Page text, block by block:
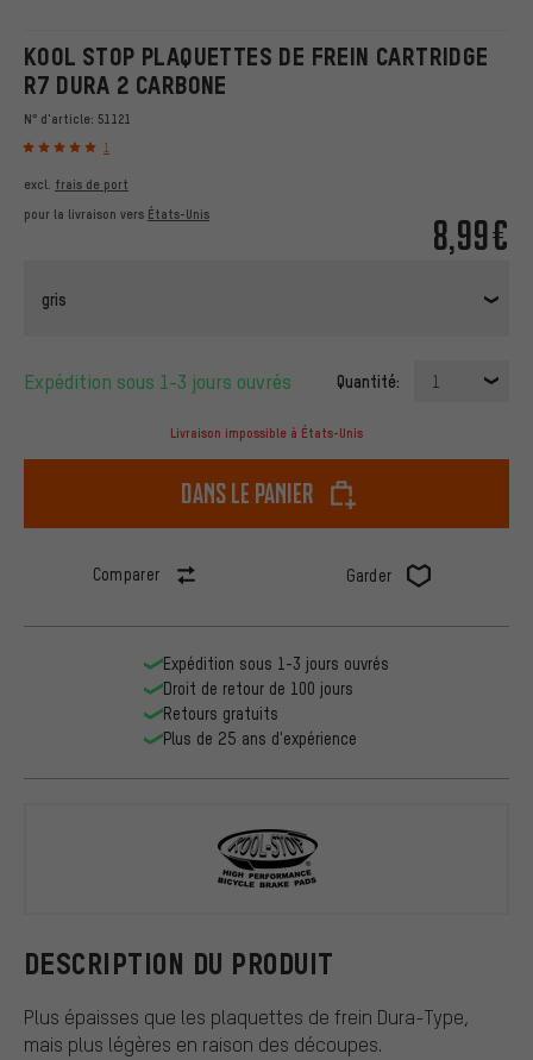
KOOL STOP PLAQUETTES DE FREIN CARTRIDGE
R7 DURA 2 CARBONE
N° d'article: 51121
1
8,99€
excl. frais de port
pour la livraison vers États-Unis
gris
Expédition sous 1-3 jours ouvrés Quantité: 1
Livraison impossible à États-Unis
dans le panier
Comparer Garder
DESCRIPTION DU PRODUIT
Plus épaisses que les plaquettes de frein Dura-Type,
mais plus légères en raison des découpes.
Expédition sous 1-3 jours ouvrés
Droit de retour de 100 jours
Retours gratuits
Plus de 25 ans d'expérience